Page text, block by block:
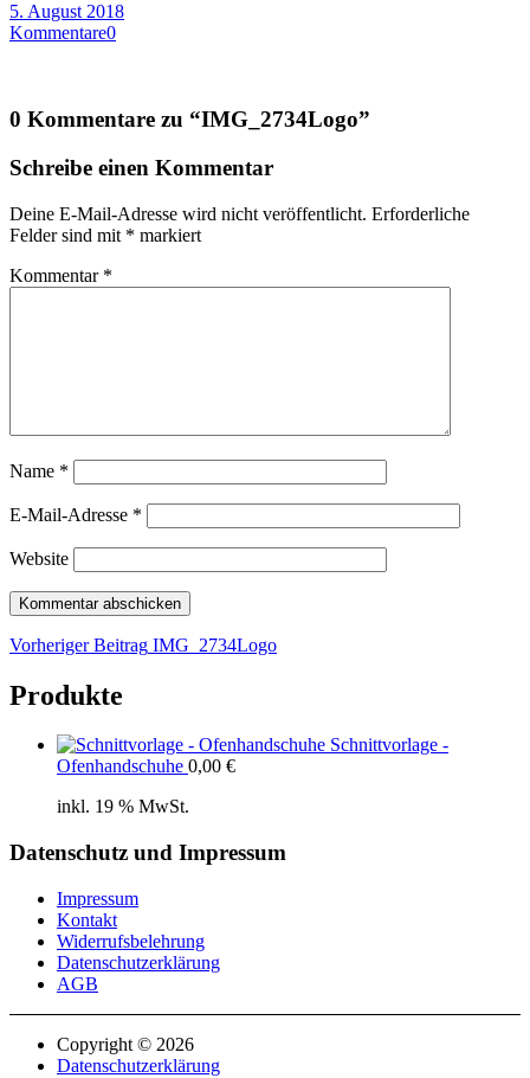
5. August 2018
Kommentare0
0 Kommentare zu “IMG_2734Logo”
Schreibe einen Kommentar
Deine E-Mail-Adresse wird nicht veröffentlicht. Erforderliche
Felder sind mit * markiert
Kommentar *
Name *
E-Mail-Adresse *
Website
Beitragsnavigation
Vorheriger Beitrag IMG_2734LogoVorheriger
Produkte
Schnittvorlage -
Ofenhandschuhe 0,00 €
inkl. 19 % MwSt.
Datenschutz und Impressum
Impressum
Kontakt
Widerrufsbelehrung
Datenschutzerklärung
AGB
Copyright © 2026
Datenschutzerklärung